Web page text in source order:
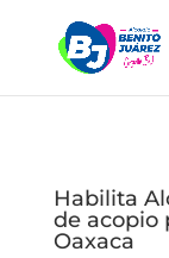
Habilita
de acopio
Oaxaca